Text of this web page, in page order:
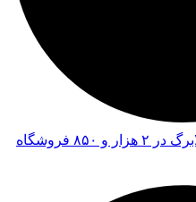
ارائه خدمات به دارندگان کالابرگ در ۲ هزار و ۸۵۰ فروشگاه